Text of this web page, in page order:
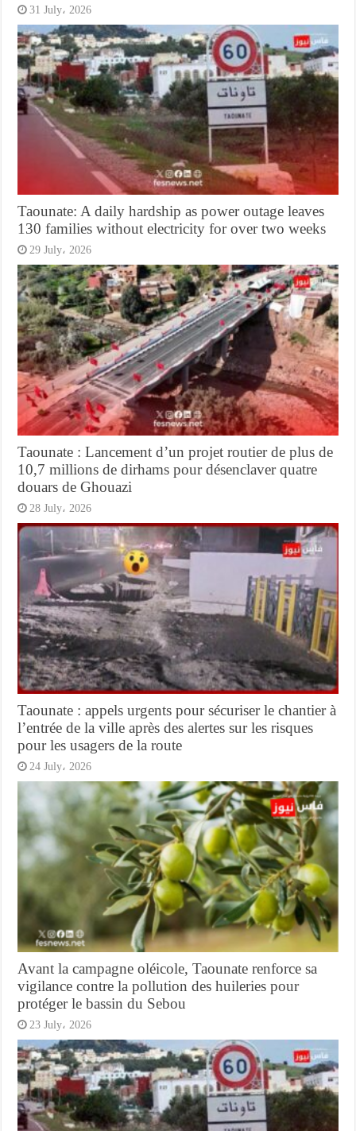
31 July، 2026
Taounate: A daily hardship as power outage leaves
130 families without electricity for over two weeks
29 July، 2026
Taounate : Lancement d’un projet routier de plus de
10,7 millions de dirhams pour désenclaver quatre
douars de Ghouazi
28 July، 2026
Taounate : appels urgents pour sécuriser le chantier à
l’entrée de la ville après des alertes sur les risques
pour les usagers de la route
24 July، 2026
Avant la campagne oléicole, Taounate renforce sa
vigilance contre la pollution des huileries pour
protéger le bassin du Sebou
23 July، 2026